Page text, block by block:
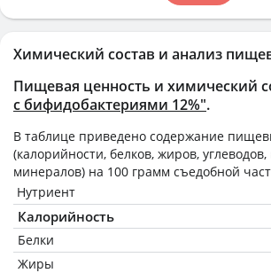
Химический состав и анализ
Пищевая ценность и химический
с бифидобактериями 12%".
В таблице приведено содержание
(калорийности, белков, жиров,
минералов) на 100 грамм съедобной
Нутриент
Калорийность
Белки
Жиры